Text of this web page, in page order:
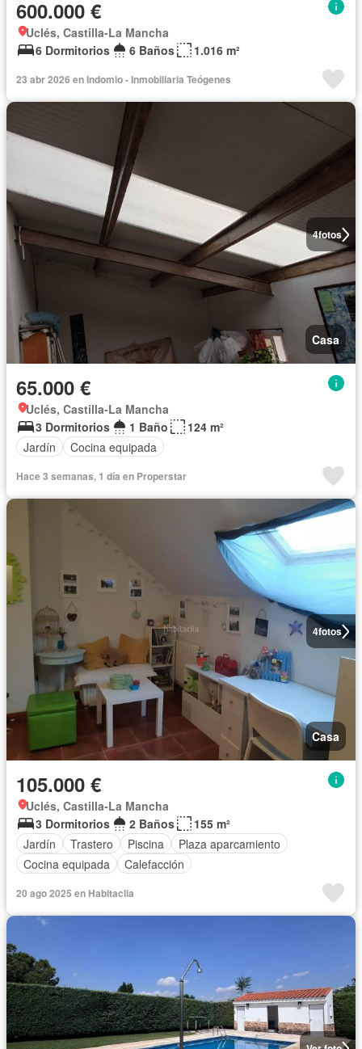
600.000 €
Uclés, Castilla-La Mancha
6 Dormitorios
6 Baños 1.016 m²
23 abr 2026 en Indomio - Inmobiliaria Teógenes
4fotos
Casa
65.000 €
Uclés, Castilla-La Mancha
3 Dormitorios
1 Baño
124 m²
Jardín
Cocina equipada
Hace 3 semanas, 1 día en Properstar
4fotos
Casa
105.000 €
Uclés, Castilla-La Mancha
3 Dormitorios
2 Baños
155 m²
Jardín
Trastero Piscina
Plaza aparcamiento
Cocina equipada
Calefacción
20 ago 2025 en Habitaclia